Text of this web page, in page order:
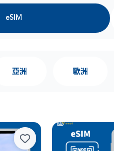
eSIM
亞洲 歐洲